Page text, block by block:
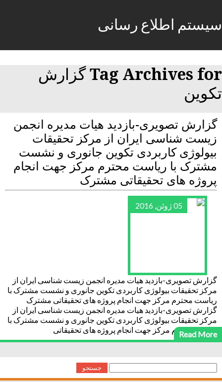
سیستم اطلاع رسانی
Tag Archives for گزارش
تکوین
گزارش تصویری-بازدید هیات مدیره انجمن
زیست شناسی ایران از مرکز تحقیقات
بیولوژی کاربردی تکوین جانوری و نشست
مشترک با ریاست محترم مرکز جهت انجام
پروژه های تحقیقاتی مشترک
05 ژوئن, 2016
گزارش تصویری-بازدید هیات مدیره انجمن زیست شناسی ایران از
مرکز تحقیقات بیولوژی کاربردی تکوین جانوری و نشست مشترک با
ریاست محترم مرکز جهت انجام پروژه های تحقیقاتی مشترک
گزارش تصویری-بازدید هیات مدیره انجمن زیست شناسی ایران از
مرکز تحقیقات بیولوژی کاربردی تکوین جانوری و نشست مشترک با
ریاست محترم مرکز جهت انجام پروژه های تحقیقاتی
Read More
جستجو
برای: